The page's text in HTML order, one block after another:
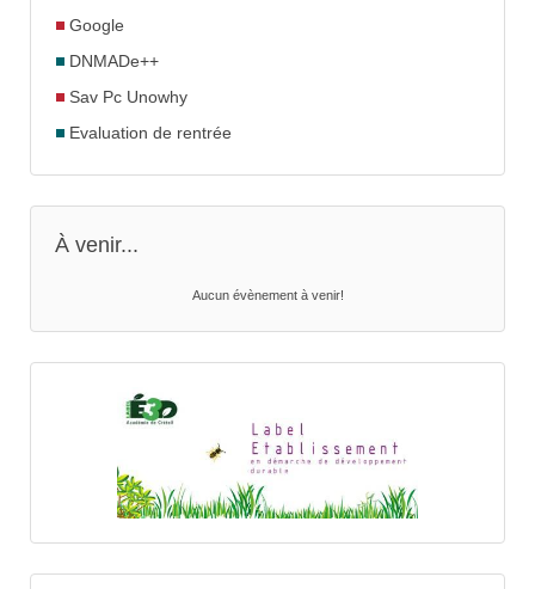
Google
DNMADe++
Sav Pc Unowhy
Evaluation de rentrée
À venir...
Aucun évènement à venir!